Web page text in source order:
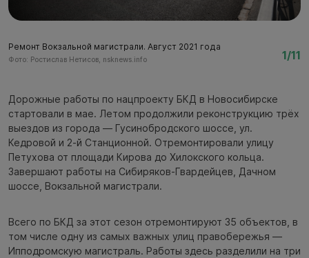
Ремонт Вокзальной магистрали. Август 2021 года
Фото: Ростислав Нетисов, nsknews.info 1/11
Дорожные работы по нацпроекту БКД в Новосибирске
стартовали в мае. Летом продолжили реконструкцию трёх
выездов из города — Гусинобродского шоссе, ул.
Кедровой и 2-й Станционной. Отремонтировали улицу
Петухова от площади Кирова до Хилокского кольца.
Завершают работы на Сибиряков-Гвардейцев, Дачном
шоссе, Вокзальной магистрали.
Всего по БКД за этот сезон отремонтируют 35 объектов, в
том числе одну из самых важных улиц правобережья —
Ипподромскую магистраль. Работы здесь разделили на три